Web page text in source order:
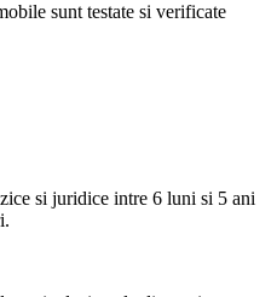
sunt testate si verificate
si juridice intre 6 luni si 5 ani